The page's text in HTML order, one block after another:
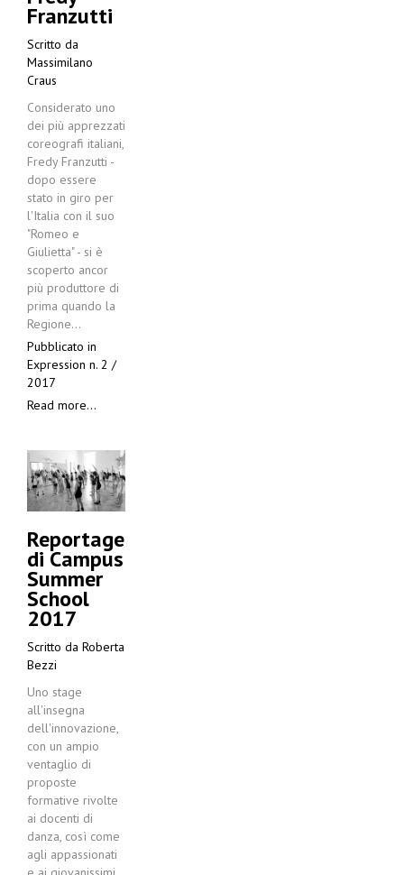
Franzutti
Scritto da
Massimilano
Craus
Considerato uno
dei più apprezzati
coreografi italiani,
Fredy Franzutti -
dopo essere
stato in giro per
l'Italia con il suo
"Romeo e
Giulietta" - si è
scoperto ancor
più produttore di
prima quando la
Regione…
Pubblicato in
Expression n. 2 /
2017
Read more...
Reportage
di Campus
Summer
School
2017
Scritto da Roberta
Bezzi
Uno stage
all'insegna
dell'innovazione,
con un ampio
ventaglio di
proposte
formative rivolte
ai docenti di
danza, così come
agli appassionati